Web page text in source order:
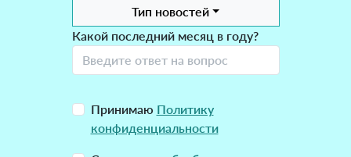
Тип новостей
Какой последний месяц в году?
Принимаю Политику
конфиденциальности